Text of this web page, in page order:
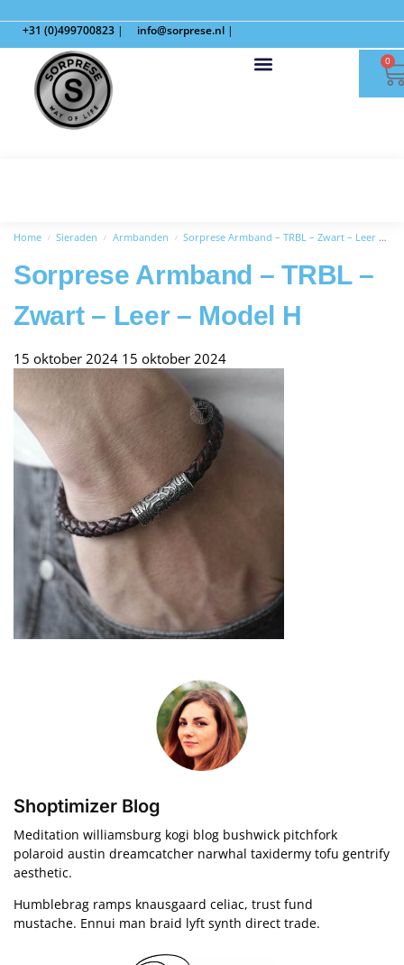
+31 (0)499700823 | info@sorprese.nl |
0
Home / Sieraden / Armbanden / Sorprese Armband – TRBL – Zwart – Leer – Model H
Sorprese Armband – TRBL –
Zwart – Leer – Model H
15 oktober 2024 15 oktober 2024
Shoptimizer Blog
Meditation williamsburg kogi blog bushwick pitchfork
polaroid austin dreamcatcher narwhal taxidermy tofu gentrify
aesthetic.
Humblebrag ramps knausgaard celiac, trust fund
mustache. Ennui man braid lyft synth direct trade.